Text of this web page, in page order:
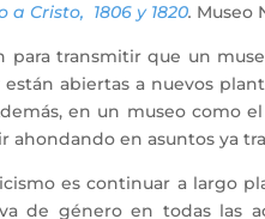
Cristo, 1806 y 1820. Museo
transmitir que un
abiertas a nuevos
en un museo como
en asuntos ya
es continuar a largo
de género en todas